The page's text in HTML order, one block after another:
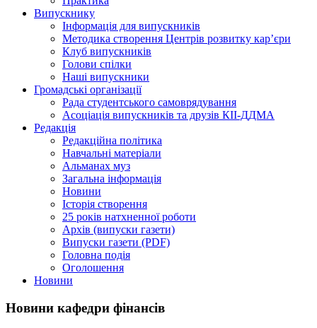
Випускнику
Інформація для випускників
Методика створення Центрів розвитку кар’єри
Клуб випускників
Голови спілки
Наші випускники
Громадські організації
Рада студентського самоврядування
Асоціація випускників та друзів КІІ-ДДМА
Редакція
Редакційна політика
Навчальні матеріали
Альманах муз
Загальна інформація
Новини
Історія створення
25 років натхненної роботи
Архів (випуски газети)
Випуски газети (PDF)
Головна подія
Оголошення
Новини
Новини кафедри фінансів